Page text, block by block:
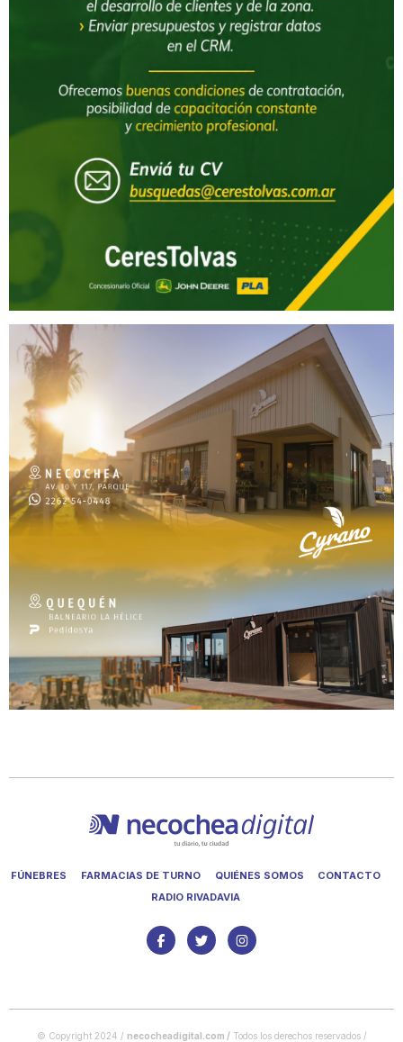
FÚNEBRES FARMACIAS DE TURNO QUIÉNES SOMOS
CONTACTO
RADIO RIVADAVIA
© Copyright 2024 / necocheadigital.com /Todos los derechos reservados /